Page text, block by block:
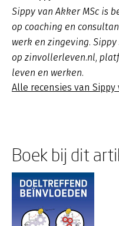
Sippy van Akker MSc is
op coaching en
werk en zingeving.
op zinvollerleven.nl,
leven en werken.
Alle recensies van Sippy
Boek bij dit